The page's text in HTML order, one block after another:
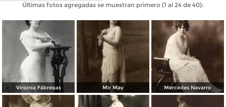
Últimas fotos agregadas se muestran primero (1 al 24 de 40):
Virginia Fábregas Mir May Mercedes Navarro